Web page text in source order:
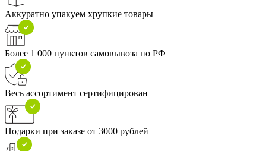
Аккуратно упакуем хрупкие товары
Более 1 000 пунктов самовывоза по РФ
Весь ассортимент сертифицирован
Подарки при заказе от 3000 рублей